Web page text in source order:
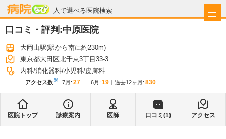
人で選べる医院検索
病院なび
口コミ・評判:中原医院
大岡山駅(駅から南に約230m)
東京都大田区北千束3丁目33-3
内科 消化器科 小児科 皮膚科
アクセス数※ 7月 : 27 6月 : 19 過去12ヶ月: 830
医院トップ 診療案内 医師 口コミ(1) アクセス